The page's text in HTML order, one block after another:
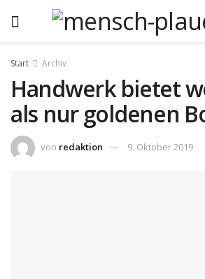
Start Archiv
Handwerk bietet
als nur goldenen
von redaktion 9. Oktober 2019